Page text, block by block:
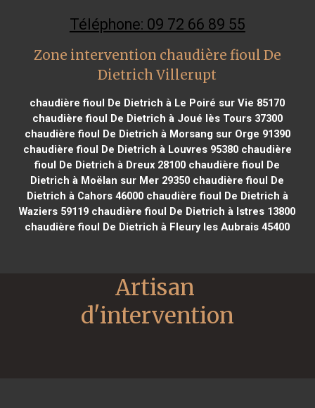
Téléphone: 09 72 66 89 55
Zone intervention chaudière fioul De
Dietrich Villerupt
chaudière fioul De Dietrich à Le Poiré sur Vie 85170
chaudière fioul De Dietrich à Joué lès Tours 37300
chaudière fioul De Dietrich à Morsang sur Orge 91390
chaudière fioul De Dietrich à Louvres 95380chaudière
fioul De Dietrich à Dreux 28100 chaudière fioul De
Dietrich à Moëlan sur Mer 29350 chaudière fioul De
Dietrich à Cahors 46000chaudière fioul De Dietrich à
Waziers 59119 chaudière fioul De Dietrich à Istres 13800
chaudière fioul De Dietrich à Fleury les Aubrais 45400
Artisan
d'intervention